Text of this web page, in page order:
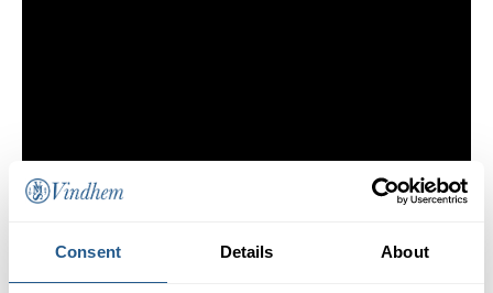
Consent Details About